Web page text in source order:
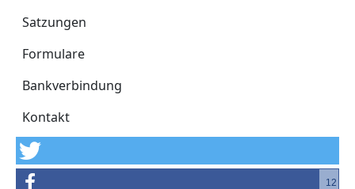
Satzungen
Formulare
Bankverbindung
Kontakt
12